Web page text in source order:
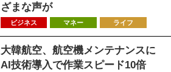
ざまな声が
ビジネス マネー ライフ
大韓航空、航空機メンテナンスに
AI技術導入で作業スピード10倍